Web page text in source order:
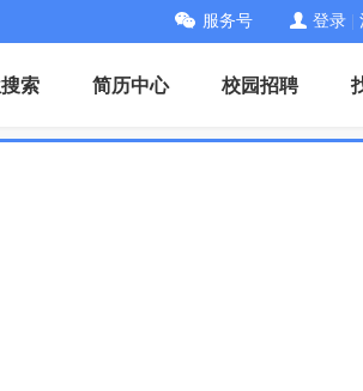
服务号 登录
索 简历中心 校园招聘